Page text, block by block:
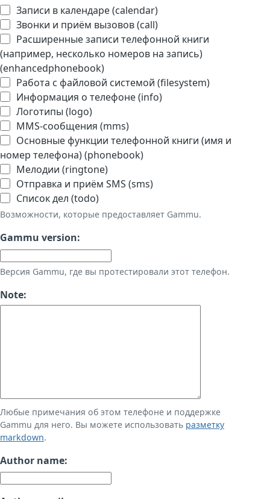
Записи в календаре (calendar)
Звонки и приём вызовов (call)
Расширенные записи телефонной книги
(например, несколько номеров на запись)
(enhancedphonebook)
Работа с файловой системой (filesystem)
Информация о телефоне (info)
Логотипы (logo)
MMS-сообщения (mms)
Основные функции телефонной книги (имя и
номер телефона) (phonebook)
Мелодии (ringtone)
Отправка и приём SMS (sms)
Список дел (todo)
Возможности, которые предоставляет Gammu.
Gammu version:
Версия Gammu, где вы протестировали этот телефон.
Note:
Любые примечания об этом телефоне и поддержке
Gammu для него. Вы можете использовать разметку
markdown.
Author name: